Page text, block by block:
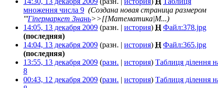
множення числа 9 (Создана новая страница размером
'''Гіпермаркет Знань>>[[Математика|М...)
14:05, 13 декабря 2009 (разн. | история) Н Файл:378.jpg
(последняя)
14:04, 13 декабря 2009 (разн. | история) Н Файл:365.jpg
(последняя)
13:55, 13 декабря 2009 (разн. | история) Таблиця ділення
8
00:43, 12 декабря 2009 (разн. | история) Таблиця ділення